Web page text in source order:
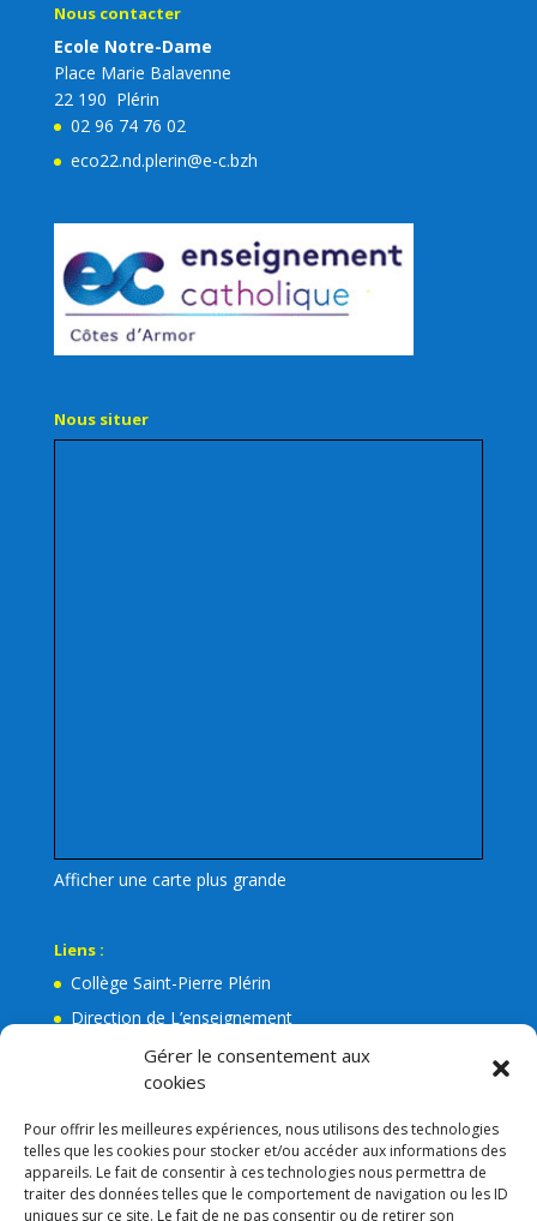
Gérer le consentement aux
cookies
Pour offrir les meilleures expériences, nous utilisons des technologies
telles que les cookies pour stocker et/ou accéder aux informations des
appareils. Le fait de consentir à ces technologies nous permettra de
traiter des données telles que le comportement de navigation ou les ID
uniques sur ce site. Le fait de ne pas consentir ou de retirer son
Nous contacter
Ecole Notre-Dame
Place Marie Balavenne
22 190 Plérin
02 96 74 76 02
eco22.nd.plerin@e-c.bzh
Nous situer
Afficher une carte plus grande
Liens :
Collège Saint-Pierre Plérin
Direction de L’enseignement
La Mairie de Plérin
Ecole Jean Leuduger Plérin
Facebook de l’Apel Notre-Dame
Lien admin
Mentions légales